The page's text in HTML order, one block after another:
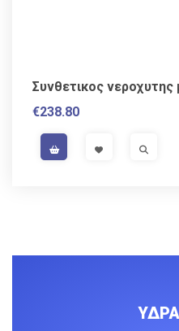
Συνθετικος
€238.80
VISIT LINKVISIT